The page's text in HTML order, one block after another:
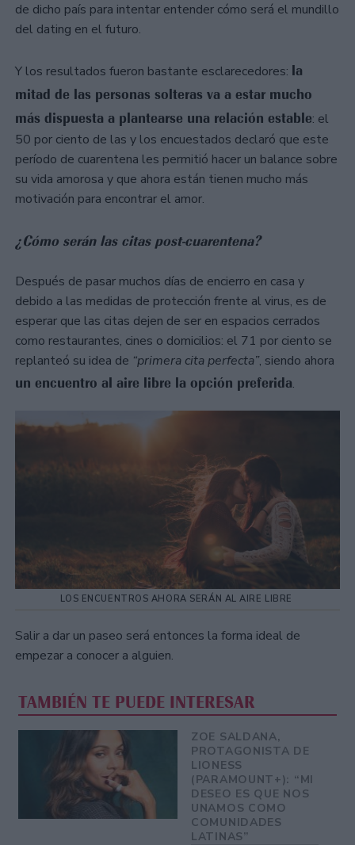
de dicho país para intentar entender cómo será el mundillo
del dating en el futuro.
Y los resultados fueron bastante esclarecedores: la
mitad de las personas solteras va a estar mucho
más dispuesta a plantearse una relación estable: el
50 por ciento de las y los encuestados declaró que este
período de cuarentena les permitió hacer un balance sobre
su vida amorosa y que ahora están tienen mucho más
motivación para encontrar el amor.
¿Cómo serán las citas post-cuarentena?
Después de pasar muchos días de encierro en casa y
debido a las medidas de protección frente al virus, es de
esperar que las citas dejen de ser en espacios cerrados
como restaurantes, cines o domicilios: el 71 por ciento se
replanteó su idea de “primera cita perfecta”, siendo ahora
un encuentro al aire libre la opción preferida.
LOS ENCUENTROS AHORA SERÁN AL AIRE LIBRE
Salir a dar un paseo será entonces la forma ideal de
empezar a conocer a alguien.
TAMBIÉN TE PUEDE INTERESAR
ZOE SALDANA,
PROTAGONISTA DE
LIONESS
(PARAMOUNT+): “MI
DESEO ES QUE NOS
UNAMOS COMO
COMUNIDADES
LATINAS”